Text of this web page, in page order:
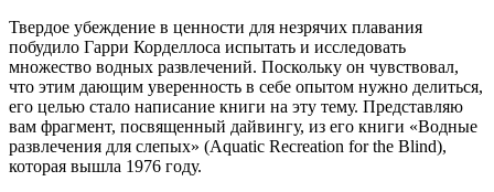
Твердое убеждение в ценности для незрячих плавания
побудило Гарри Корделлоса испытать и исследовать
множество водных развлечений. Поскольку он чувствовал,
что этим дающим уверенность в себе опытом нужно делиться,
его целью стало написание книги на эту тему. Представляю
вам фрагмент, посвященный дайвингу, из его книги «Водные
развлечения для слепых» (Aquatic Recreation for the Blind),
которая вышла 1976 году.